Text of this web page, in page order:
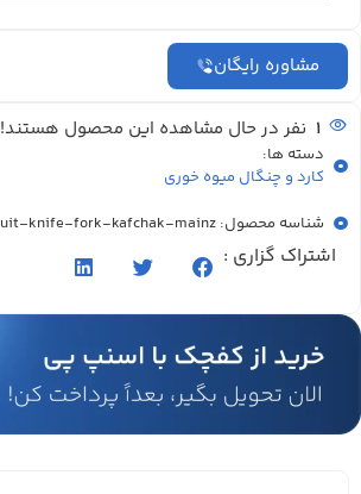
مشاوره رایگان
1 نفر در حال مشاهده این محصول هستند!
دسته ها:
کارد و چنگال میوه خوری
شناسه محصول: fruit-knife-fork-kafchak-mainz
اشتراک گزاری :